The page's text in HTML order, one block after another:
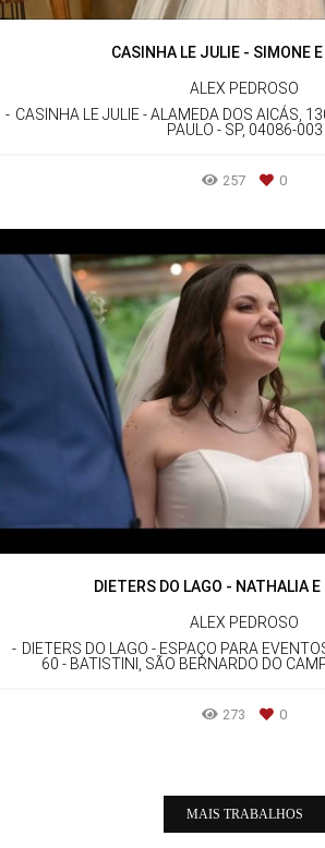
CASINHA LE JULIE - SIMONE E
ALEX PEDROSO
CASINHA LE JULIE - ALAMEDA DOS AICÁS,
PAULO - SP, 04086-003
257 0
DIETERS DO LAGO - NATHALIA E
ALEX PEDROSO
DIETERS DO LAGO - ESPAÇO PARA
60 - BATISTINI, SÃO BERNARDO DO
273 0
MAIS TRABALHOS